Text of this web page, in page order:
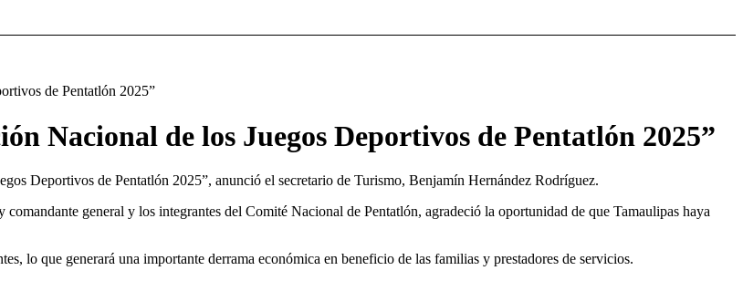
de Pentatlón 2025”
Nacional de los Juegos Deportivos de Pentatlón 2025”
Deportivos de Pentatlón 2025”, anunció el secretario de Turismo, Benjamín Hernández Rodríguez.
general y los integrantes del Comité Nacional de Pentatlón, agradeció la oportunidad de que Tamaulipas haya
lo que generará una importante derrama económica en beneficio de las familias y prestadores de servicios.